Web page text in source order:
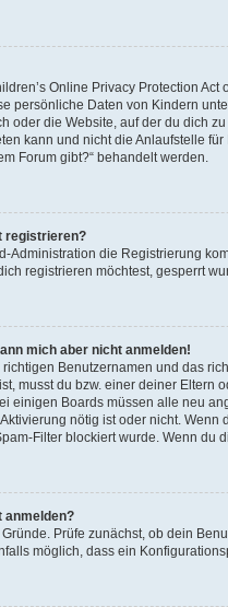
Online Privacy Protection
persönliche Daten von Kindern
oder die Website, auf der du dich
kann und nicht die Anlaufstelle
Forum gibt?“ behandelt werden.
registrieren?
Administration die Registrierung
registrieren möchtest, gesperrt
mich aber nicht anmelden!
Benutzernamen und das
musst du bzw. einer deiner
einigen Boards müssen alle neu
nötig ist oder nicht.
Filter blockiert wurde. Wenn du
anmelden?
Prüfe zunächst, ob dein
möglich, dass ein